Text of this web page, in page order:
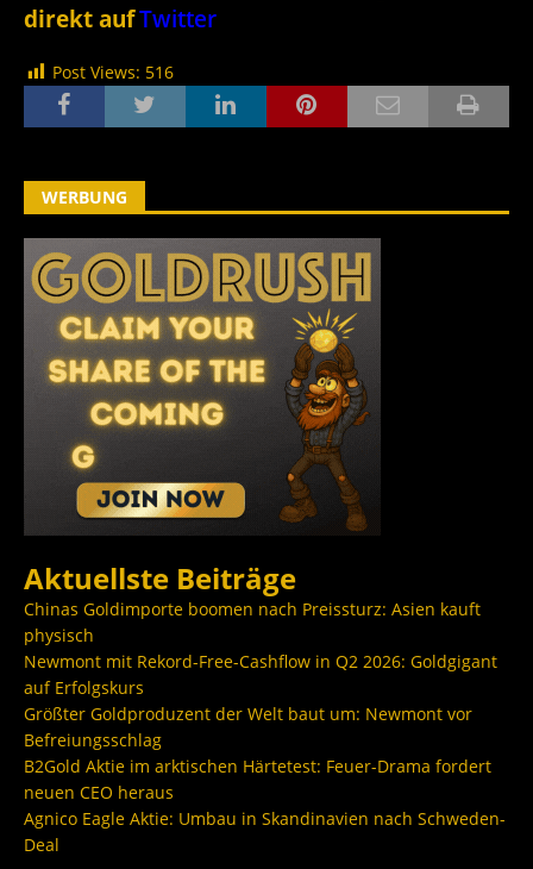
direkt aufTwitter
Post Views: 516
WERBUNG
Aktuellste Beiträge
Chinas Goldimporte boomen nach Preissturz: Asien kauft
physisch
Newmont mit Rekord-Free-Cashflow in Q2 2026: Goldgigant
auf Erfolgskurs
Größter Goldproduzent der Welt baut um: Newmont vor
Befreiungsschlag
B2Gold Aktie im arktischen Härtetest: Feuer-Drama fordert
neuen CEO heraus
Agnico Eagle Aktie: Umbau in Skandinavien nach Schweden-
Deal